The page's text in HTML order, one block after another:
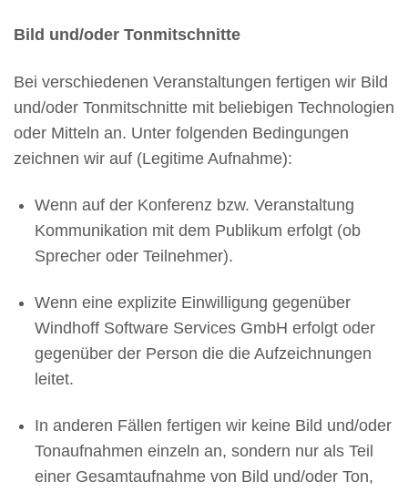
Bild und/oder Tonmitschnitte
Bei verschiedenen Veranstaltungen fertigen wir Bild
und/oder Tonmitschnitte mit beliebigen Technologien
oder Mitteln an. Unter folgenden Bedingungen
zeichnen wir auf (Legitime Aufnahme):
Wenn auf der Konferenz bzw. Veranstaltung
Kommunikation mit dem Publikum erfolgt (ob
Sprecher oder Teilnehmer).
Wenn eine explizite Einwilligung gegenüber
Windhoff Software Services GmbH erfolgt oder
gegenüber der Person die die Aufzeichnungen
leitet.
In anderen Fällen fertigen wir keine Bild und/oder
Tonaufnahmen einzeln an, sondern nur als Teil
einer Gesamtaufnahme von Bild und/oder Ton,